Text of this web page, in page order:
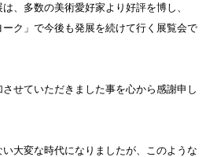
、多数の美術愛好家より好評を博し、
ーク」で今後も発展を続けて行く展覧会で
せていただきました事を心から感謝申し
大変な時代になりましたが、このような